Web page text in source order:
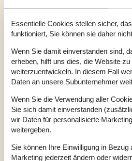
Unsere
Unsere GästebewertungenExterne
4,0 Bezogen auf
Bewertung ist vom
5
4
3
2
1
1 Bewertung hat einen
Essentielle Cookies stellen sicher,
funktioniert, Sie können sie daher
Wenn Sie damit einverstanden sind,
erheben, hilft uns dies, die Website
weiterzuentwickeln. In diesem Fall
Daten an unsere Subunternehmer
Wenn Sie die Verwendung aller
Sie sich damit einverstanden
wir Daten für personalisierte
weitergeben.
Sie können Ihre Einwilligung in Bezug
Marketing jederzeit ändern oder